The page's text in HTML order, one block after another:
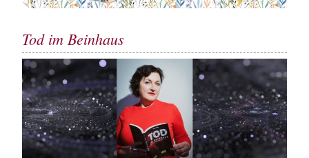
Tod im Beinhaus